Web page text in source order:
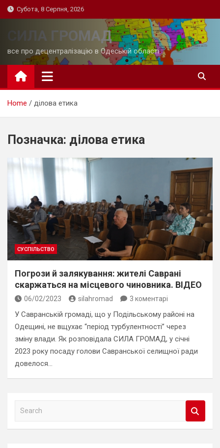
Skip
to
Субота, 8 Серпня, 2026
СИЛА ГРОМАД
все про децентралізацію в Одеській області
Home ділова етика
Позначка: ділова етика
СУСПІЛЬСТВО
Погрози й залякування: жителі Саврані
скаржаться на місцевого чиновника. ВІДЕО
06/02/2023 silahromad 3 коментарі
У Савранській громаді, що у Подільському районі на
Одещині, не вщухає “період турбулентності” через
зміну влади. Як розповідала СИЛА ГРОМАД, у січні
2023 року посаду голови Савранської селищної ради
довелося…
a